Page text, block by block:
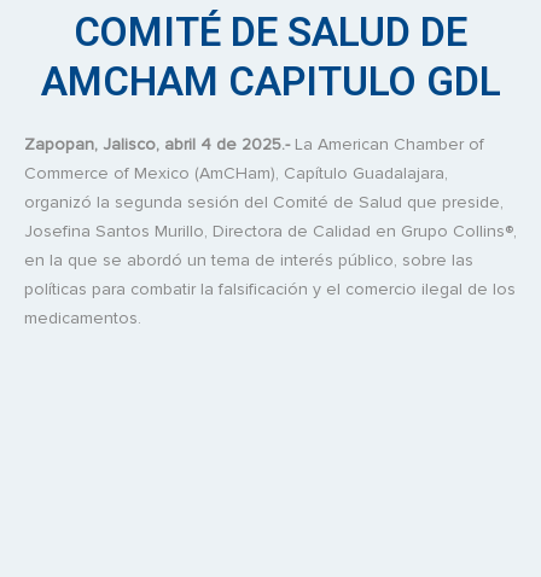
COMITÉ DE SALUD DE
AMCHAM CAPITULO GDL
Zapopan, Jalisco, abril 4 de 2025.-La American Chamber of
Commerce of Mexico (AmCHam), Capítulo Guadalajara,
organizó la segunda sesión del Comité de Salud que preside,
Josefina Santos Murillo, Directora de Calidad en Grupo Collins®,
en la que se abordó un tema de interés público, sobre las
políticas para combatir la falsificación y el comercio ilegal de los
medicamentos.